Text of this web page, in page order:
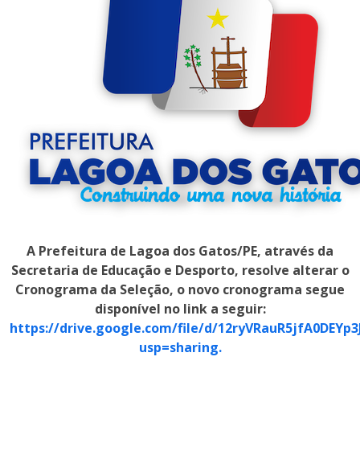
A Prefeitura de Lagoa dos Gatos/PE, através da
Secretaria de Educação e Desporto, resolve alterar o
Cronograma da Seleção, o novo cronograma segue
disponível no link a seguir:
https://drive.google.com/file/d/
usp=sharing.